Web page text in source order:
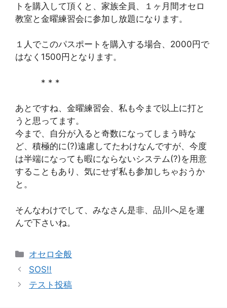
トを購入して頂くと、家族全員、１ヶ月間オセロ
教室と金曜練習会に参加し放題になります。
１人でこのパスポートを購入する場合、2000円で
はなく1500円となります。
* * *
あとですね、金曜練習会、私も今まで以上に打と
うと思ってます。
今まで、自分が入ると奇数になってしまう時な
ど、積極的に(?)遠慮してたわけなんですが、今度
は半端になっても暇にならないシステム(?)を用意
することもあり、気にせず私も参加しちゃおうか
と。
そんなわけでして、みなさん是非、品川へ足を運
んで下さいね。
カ
テ
リ
オセロ全般
SOS!!
テスト投稿